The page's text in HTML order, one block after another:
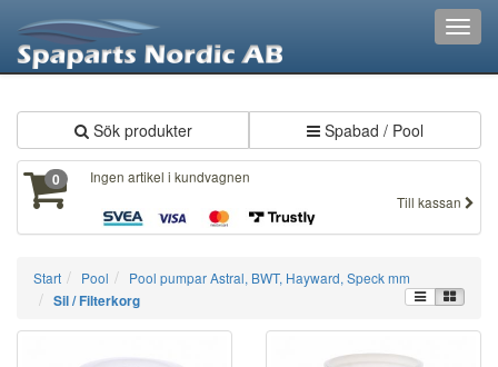
Sök produkter Spabad / Pool
0
Ingen artikel i kundvagnen
Till kassan
Start Pool
Pool pumpar Astral, BWT, Hayward, Speck mm
Sil / Filterkorg